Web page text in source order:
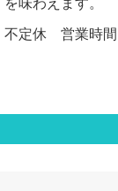
不定休 営業時間